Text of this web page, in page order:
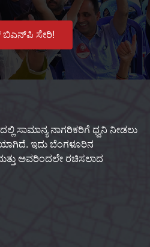
ಸೇರಿ!
ಸಾಮಾನ್ಯ ನಾಗರಿಕರಿಗೆ ಧ್ವನಿ ನೀಡಲು
ಇದು ಬೆಂಗಳೂರಿನ
ಅವರಿಂದಲೇ ರಚಿಸಲಾದ